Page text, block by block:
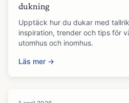
dukning
Upptäck hur du dukar med
inspiration, trender och tips för
utomhus och inomhus.
Läs mer →